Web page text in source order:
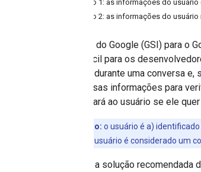
Fluxo 1: as informações do
Fluxo 2: as informações do
O Login do Google (GSI) para
mais fácil para os
usuário durante uma conversa
usar essas informações para
perguntará ao usuário se ele
Observação: o usuário é a)
reconhecida, o usuário é considerado um
A GSI é a solução